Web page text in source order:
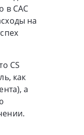
в CAC
на
CS
как
а